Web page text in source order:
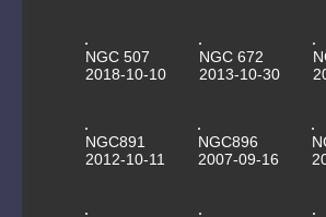
NGC 507
2018-10-10
NGC 672
2013-10-30
NGC891
2012-10-11
NGC896
2007-09-16